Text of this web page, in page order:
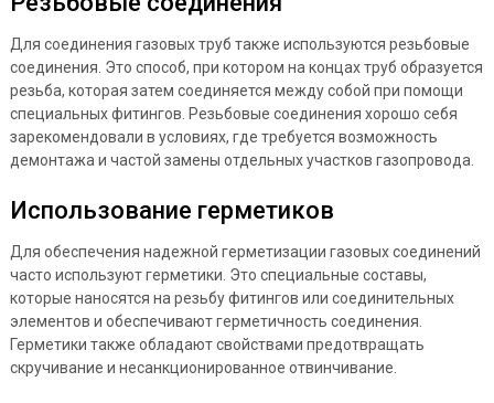
Для соединения газовых труб также используются резьбовые
соединения. Это способ, при котором на концах труб образуется
резьба, которая затем соединяется между собой при помощи
специальных фитингов. Резьбовые соединения хорошо себя
зарекомендовали в условиях, где требуется возможность
демонтажа и частой замены отдельных участков газопровода.
Использование герметиков
Для обеспечения надежной герметизации газовых соединений
часто используют герметики. Это специальные составы,
которые наносятся на резьбу фитингов или соединительных
элементов и обеспечивают герметичность соединения.
Герметики также обладают свойствами предотвращать
скручивание и несанкционированное отвинчивание.